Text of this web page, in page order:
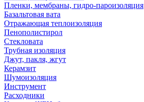
Пленки, мембраны, гидро-пароизоляция
Базальтовая вата
Отражающая теплоизоляция
Пенополистирол
Стекловата
Трубная изоляция
Джут, пакля, жгут
Керамзит
Шумоизоляция
Инструмент
Расходники